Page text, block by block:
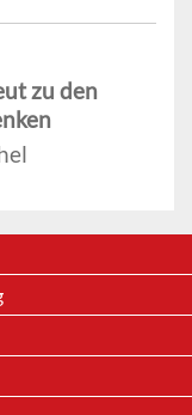
zu den